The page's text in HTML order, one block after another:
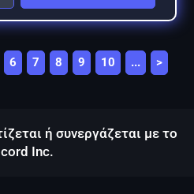
6 7 8 9 10 ... >
ή συνεργάζεται με το
Inc.